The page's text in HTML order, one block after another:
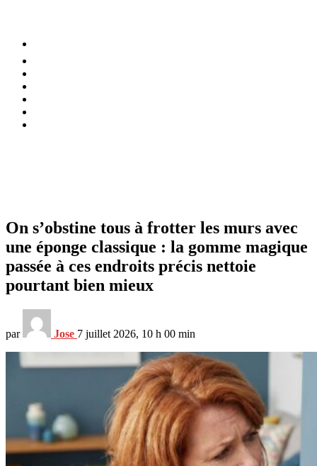
On s’obstine tous à frotter les murs avec
une éponge classique : la gomme magique
passée à ces endroits précis nettoie
pourtant bien mieux
par Jose 7 juillet 2026, 10 h 00 min